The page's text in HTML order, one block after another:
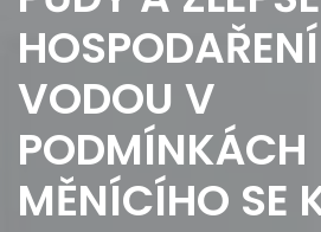
VODOU V
PODMÍNKÁCH
MĚNÍCÍHO SE